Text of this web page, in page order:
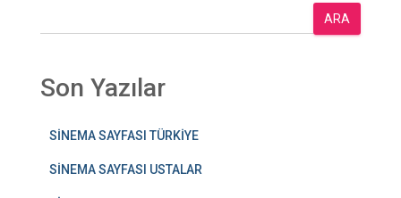
ARA
Son Yazılar
SİNEMA SAYFASI TÜRKİYE
SİNEMA SAYFASI USTALAR